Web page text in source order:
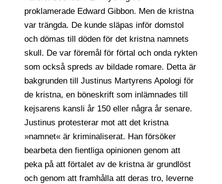
proklamerade Edward Gibbon. Men de kristna
var trängda. De kunde släpas inför domstol
och dömas till döden för det kristna namnets
skull. De var föremål för förtal och onda rykten
som också spreds av bildade romare. Detta är
bakgrunden till Justinus Martyrens Apologi för
de kristna, en böneskrift som inlämnades till
kejsarens kansli år 150 eller några år senare.
Justinus protesterar mot att det kristna
»namnet« är kriminaliserat. Han försöker
bearbeta den fientliga opinionen genom att
peka på att förtalet av de kristna är grundlöst
och genom att framhålla att deras tro, leverne